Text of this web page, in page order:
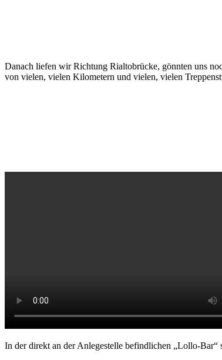
Danach liefen wir Richtung Rialtobrücke, gönnten uns
von vielen, vielen Kilometern und vielen, vielen
In der direkt an der Anlegestelle befindlichen „Lollo-